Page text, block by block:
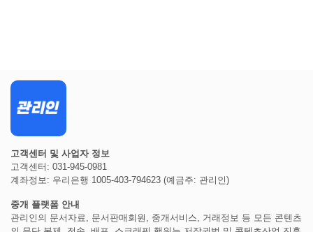
고객센터 및 사업자 정보
고객센터: 031-945-0981
계좌정보: 우리은행 1005-403-794623 (예금주: 관리인)
중개 플랫폼 안내
관리인의 문서자료, 문서판매회원, 중개서비스, 거래정보 등 모든 콘텐츠